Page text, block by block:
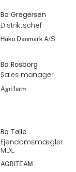
Bo Gregersen
Distriktschef
Hako Danmark A/S
Bo Rosborg
Sales manager
Agrifarm
Bo Tølle
Ejendomsmægler
MDE
AGRITEAM